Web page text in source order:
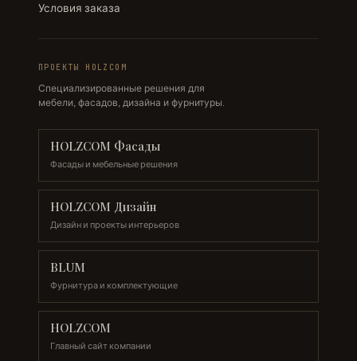
Условия заказа
ПРОЕКТЫ HOLZCOM
Специализированные решения для
мебели, фасадов, дизайна и фурнитуры.
HOLZCOM Фасады
Фасады и мебельные решения
HOLZCOM Дизайн
Дизайн и проекты интерьеров
BLUM
Фурнитура и комплектующие
HOLZCOM
Главный сайт компании